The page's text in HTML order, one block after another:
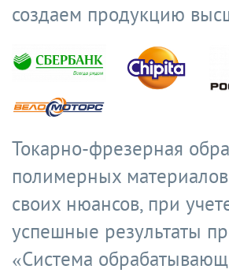
создаем продукцию
Токарно-фрезерная
полимерных
своих нюансов, при
успешные результаты
«Система